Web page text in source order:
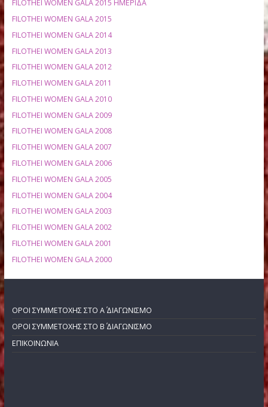
ΑΠΟΤΕΛΕΣΜΑΤΑ ΑΝΑ ΕΤΟΣ
FILOTHEI WOMEN GALA 2020
FILOTHEI WOMEN GALA 2019 ΗΜΕΡΙΔΑ
FILOTHEI WOMEN GALA 2019
FILOTHEI WOMEN GALA 2018 ΗΜΕΡΙΔΑ
FILOTHEI WOMEN GALA 2017
FILOTHEI WOMEN GALA 2016 ΗΜΕΡΙΔΑ
FILOTHEI WOMEN GALA 2016
FILOTHEI WOMEN GALA 2015 ΗΜΕΡΙΔΑ
FILOTHEI WOMEN GALA 2015
FILOTHEI WOMEN GALA 2013